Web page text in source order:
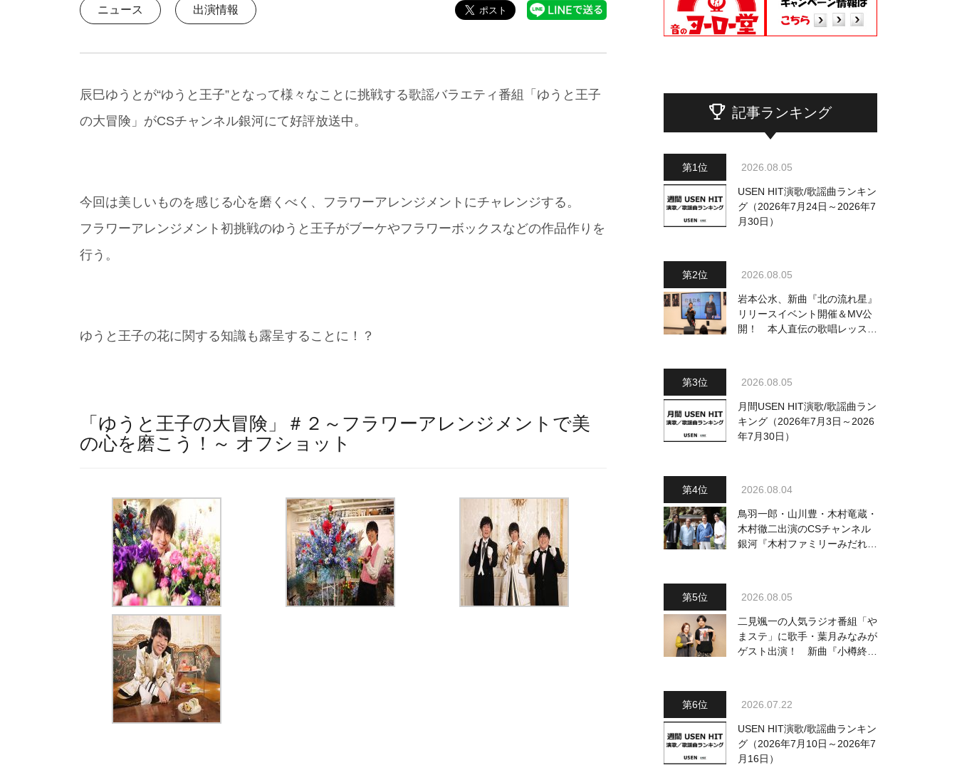
ニュース 出演情報
辰巳ゆうとが“ゆうと王子”となって様々なことに挑戦する歌謡バラエティ番組「ゆうと王子
の大冒険」がCSチャンネル銀河にて好評放送中。
今回は美しいものを感じる心を磨くべく、フラワーアレンジメントにチャレンジする。
フラワーアレンジメント初挑戦のゆうと王子がブーケやフラワーボックスなどの作品作りを
行う。
ゆうと王子の花に関する知識も露呈することに！？
「ゆうと王子の大冒険」＃２～フラワーアレンジメントで美
の心を磨こう！～ オフショット
記事ランキング
2026.08.05
USEN HIT演歌/歌謡曲ランキン
グ（2026年7月24日～2026年7
月30日）
2026.08.05
岩本公水、新曲『北の流れ星』
リリースイベント開催＆MV公
開！ 本人直伝の歌唱レッスン
2026.08.05
月間USEN HIT演歌/歌謡曲ラン
キング（2026年7月3日～2026
年7月30日）
2026.08.04
鳥羽一郎・山川豊・木村竜蔵・
木村徹二出演のCSチャンネル
銀河『木村ファミリーみだれ旅
2026.08.05
二見颯一の人気ラジオ番組「や
まステ」に歌手・葉月みなみが
ゲスト出演！ 新曲『小樽終着
2026.07.22
USEN HIT演歌/歌謡曲ランキン
グ（2026年7月10日～2026年7
月16日）